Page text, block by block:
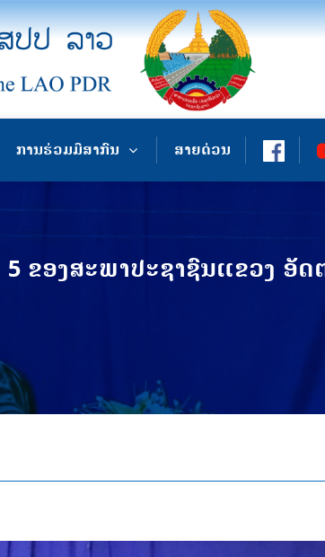
ການຮ່ວມມືສາກົນ ສາຍດ່ວນ
ຂອງສະພາປະຊາຊົນແຂວງ ອັ